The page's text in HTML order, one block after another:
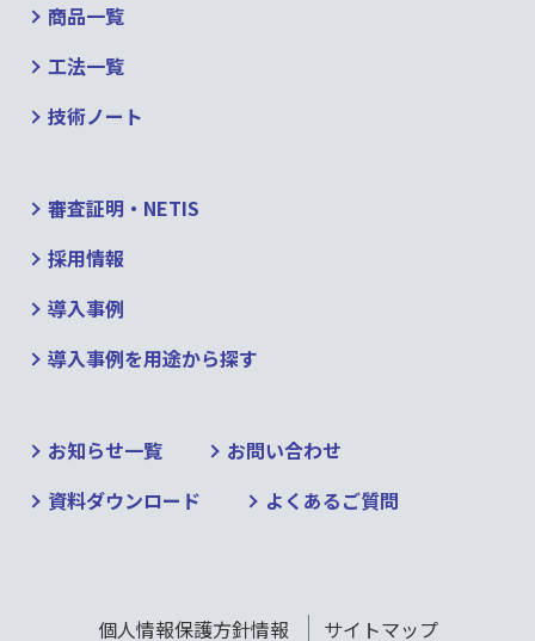
商品一覧
工法一覧
技術ノート
審査証明・NETIS
採用情報
導入事例
導入事例を用途から探す
お知らせ一覧
お問い合わせ
資料ダウンロード
よくあるご質問
個人情報保護方針情報 サイトマップ